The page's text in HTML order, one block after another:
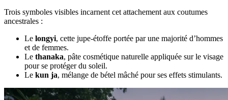
Trois symboles visibles incarnent cet attachement aux coutumes
ancestrales :
Le longyi, cette jupe-étoffe portée par une majorité d’hommes
et de femmes.
Le thanaka, pâte cosmétique naturelle appliquée sur le visage
pour se protéger du soleil.
Le kun ja, mélange de bétel mâché pour ses effets stimulants.